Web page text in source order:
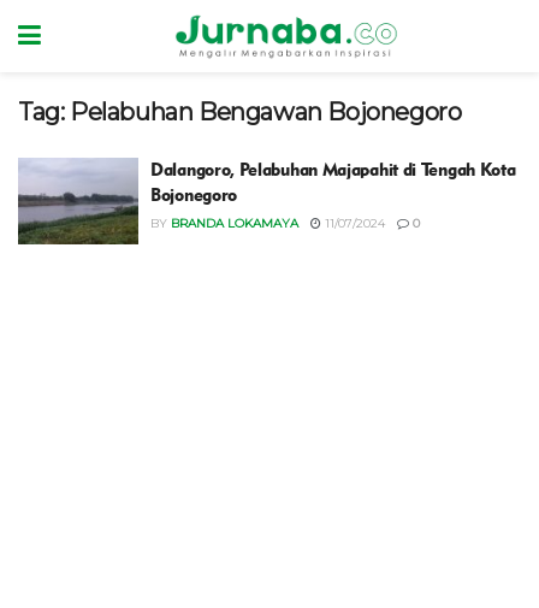
Tag: Pelabuhan Bengawan Bojonegoro
Dalangoro, Pelabuhan Majapahit di Tengah Kota
Bojonegoro
BY BRANDA LOKAMAYA 11/07/2024 0